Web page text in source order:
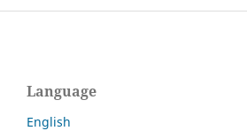
Language
English